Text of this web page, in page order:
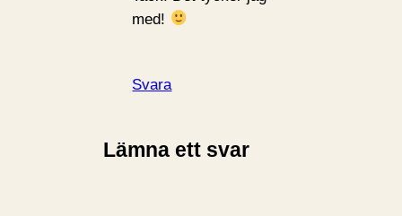
med!
Svara
Lämna ett svar